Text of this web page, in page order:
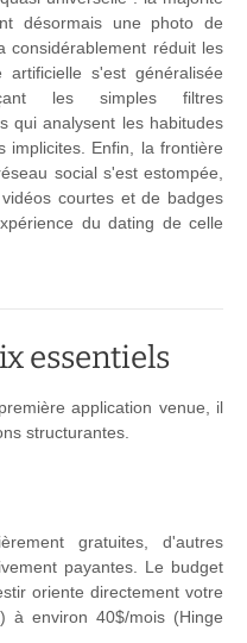
désormais une photo de
considérablement réduit les
s'est généralisée
les simples filtres
qui analysent les habitudes
implicites. Enfin, la frontière
social s'est estompée,
courtes et de badges
du dating de celle
essentiels
application venue, il
structurantes.
gratuites, d'autres
payantes. Le budget
oriente directement votre
à environ 40$/mois (Hinge